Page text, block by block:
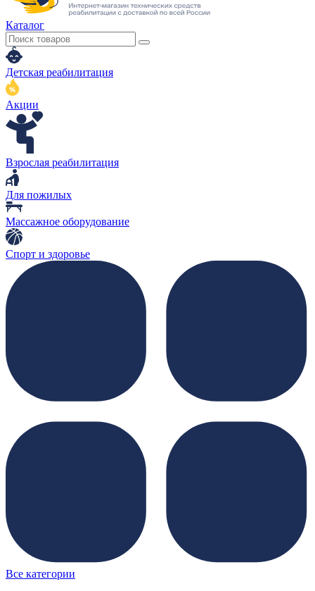
Каталог
Детская реабилитация
Акции
Взрослая реабилитация
Для пожилых
Массажное оборудование
Спорт и здоровье
Все категории